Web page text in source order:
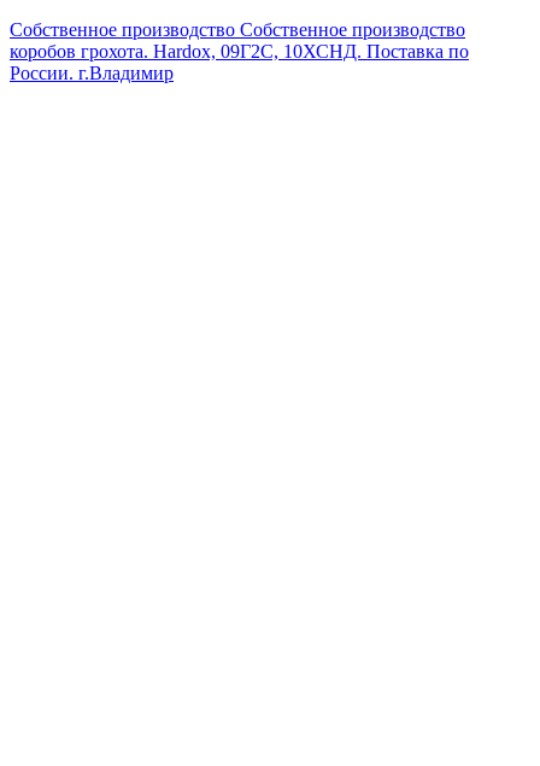
Собственное производство Собственное производство
коробов грохота. Hardox, 09Г2С, 10ХСНД. Поставка по
России. г.Владимир